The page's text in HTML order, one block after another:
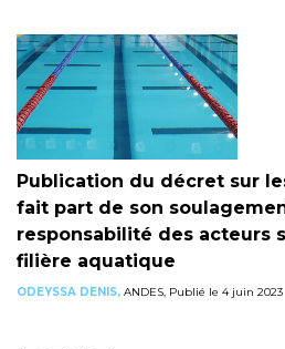
Publication du décret sur les
fait part de son
responsabilité des acteurs
filière aquatique
ODEYSSA DENIS, ANDES, Publié le 4 juin 2023